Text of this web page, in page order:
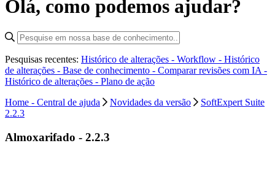
Olá, como podemos ajudar?
Pesquisas recentes: Histórico de alterações - Workflow - Histórico
de alterações - Base de conhecimento - Comparar revisões com IA -
Histórico de alterações - Plano de ação
Home - Central de ajuda
Novidades da versão
SoftExpert Suite
2.2.3
Almoxarifado - 2.2.3